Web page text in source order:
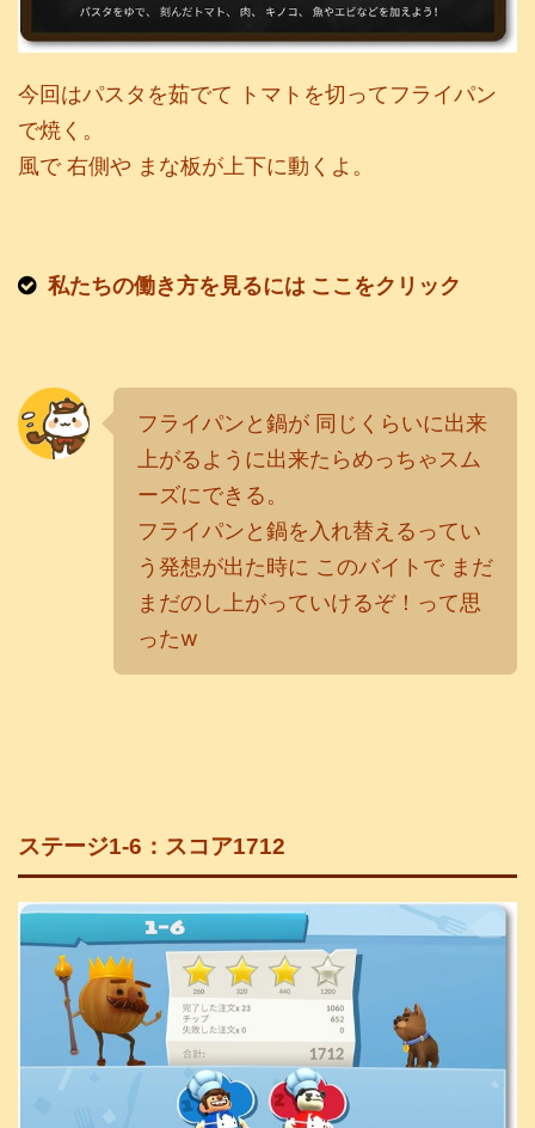
今回はパスタを茹でて トマトを切ってフライパン
で焼く。
風で 右側や まな板が上下に動くよ。
私たちの働き方を見るには ここをクリック
フライパンと鍋が 同じくらいに出来
上がるように出来たらめっちゃスム
ーズにできる。
フライパンと鍋を入れ替えるってい
う発想が出た時に このバイトで まだ
まだのし上がっていけるぞ！って思
ったw
ステージ1-6：スコア1712